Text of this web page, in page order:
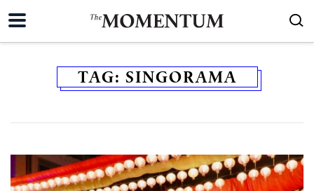
TAG: SINGORAMA